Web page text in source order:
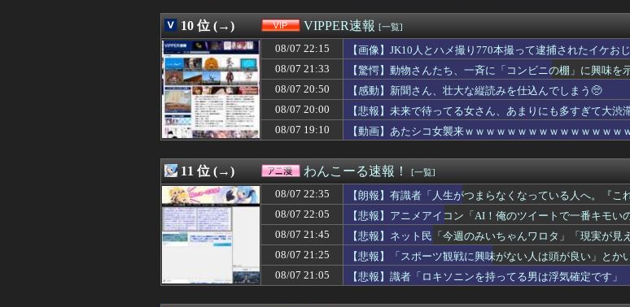
08/07 22:15
P「おちんちんルーレットスタート！おちんちんが挿入されるアイドルは
08/07 22:15
ウイスキー飲んでる人に聞きたいんやが
08/07 22:15
辛い物が苦手な彼女。「家のカレーはどうしてるの？」と聞いたら、冷
08/07 22:15
楽天イーグルス、日ハム打線に5死球 新庄監督「ちょっと多かった。ち
08/07 22:15
【画像】JK10人とハメ撮り770本撮って逮捕されたイケおじ(54)ｗｗｗｗ
08/07 22:15
◆悲報◆ウガンダサッカー界に衝撃 若き主将が死去 携帯電話強盗に抵
08/07 22:15
【画像】人気グラドル「お風呂なう」おっぱいﾀﾌﾟﾝ
08/07 22:13
東大調査「外国人受け入れ反対」大幅増（20.7pt増）、若い世代で増加
08/07 22:13
バカ「アジフライうめーwww」ワイ「ほーい(ケチャップ取り上げる)」
08/07 22:12
旦那に身体を求められるのがツラい件。土日は複数回。相手の性欲を衰退
08/07 22:11
レインボー池田、アナウンサーと結婚ｗｗｗｗｗ
08/07 22:11
巨人・浅野翔吾が右膝痛 ８日に故障班合流と球団発表
08/07 22:10
【悲報】社内リア充カップルに負けた結果がこれｗｗｗｗ
08/07 22:10
【まどマギSS】さやか「杏同生活！」
08/07 22:10
【画像】吉岡里帆、地味な水着なのにムチムチボディがHすぎる
ニューカッスルが新守護神候補を確保！…昨季ブラガで台頭した24歳の
【画像】JKダンス部、なぜか部員の８割が巨乳ｗｗｗwｗｗｗｗｗｗｗｗ
08/07 22:10
【速報】人事院、2年連続で国家公務員月給3%増の「1万5056円」引き上
10 位 (→) VIPPER速報 [一覧]
08/07 22:15
【画像】JK10人とハメ撮り770本撮って逮捕されたイケお
08/07 21:33
【驚愕】動物さんたち、一斉に「コンビニの棚」に興味を
08/07 20:50
【感動】新聞さん、壮大な縦読みを仕込んでしまう🥺
08/07 20:00
【悲報】未来で待ってる女さん、あまりにも多すぎて大渋
08/07 19:10
【動画】あたシコ女襲来ｗｗｗｗｗｗｗｗｗｗｗｗｗｗｗ
11 位 (→) わんこーる速報！ [一覧]
08/07 22:35
【朗報】有識者「人生がつまらなくなっている人へ。『こ
08/07 22:05
【悲報】アニメアイコン「AI！俺のツイートで一番キモ
08/07 21:45
【悲報】ネット民「今週のみいちゃんワロタ」「現実が
だろ」
08/07 21:25
【悲報】「スポーツ観戦に興味がない人は頭が良い」と
08/07 21:05
【悲報】識者「ロキソニンを持ってる男は浮気確定です」